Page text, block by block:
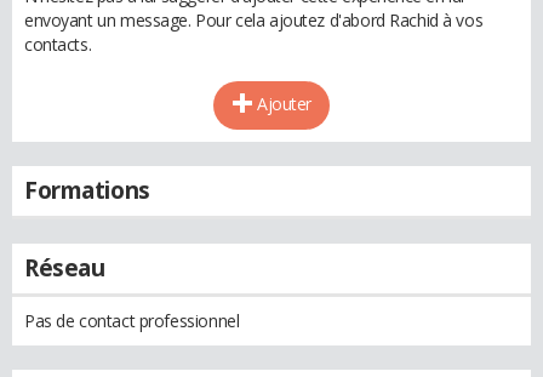
envoyant un message. Pour cela ajoutez d'abord Rachid à vos
contacts.
Ajouter
Formations
Réseau
Pas de contact professionnel